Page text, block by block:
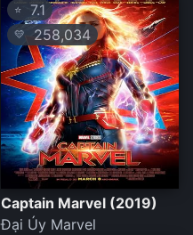
⭐ 7.1
💛 258,034
Captain Marvel (2019)
Đại Úy Marvel